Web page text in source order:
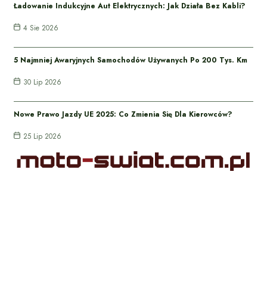
Ładowanie Indukcyjne Aut Elektrycznych: Jak Działa Bez Kabli?
4 Sie 2026
5 Najmniej Awaryjnych Samochodów Używanych Po 200 Tys. Km
30 Lip 2026
Nowe Prawo Jazdy UE 2025: Co Zmienia Się Dla Kierowców?
25 Lip 2026